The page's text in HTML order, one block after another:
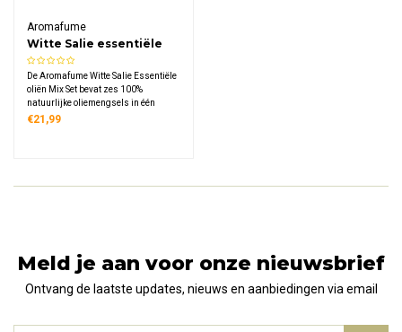
Aromafume
Witte Salie essentiële
oliën mix (set van 6)
De Aromafume Witte Salie Essentiële
oliën Mix Set bevat zes 100%
natuurlijke oliemengsels in één
stijlvolle geschenkdoos. Beleef alle
€21,99
Meld je aan voor onze nieuwsbrief
Ontvang de laatste updates, nieuws en aanbiedingen via email